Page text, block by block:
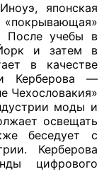
японская
«покрывающая»
После учебы в
и затем в
в качестве
Керберова —
Чехословакия»
моды и
освещать
беседует с
Керберова
цифрового